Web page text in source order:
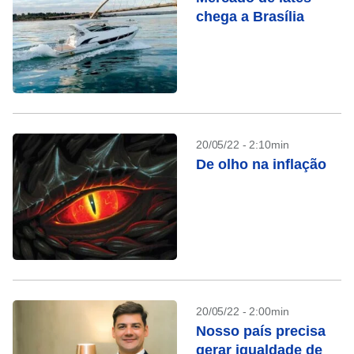
chega a Brasília
20/05/22 - 2:10min
De olho na inflação
20/05/22 - 2:00min
Nosso país precisa
gerar igualdade de